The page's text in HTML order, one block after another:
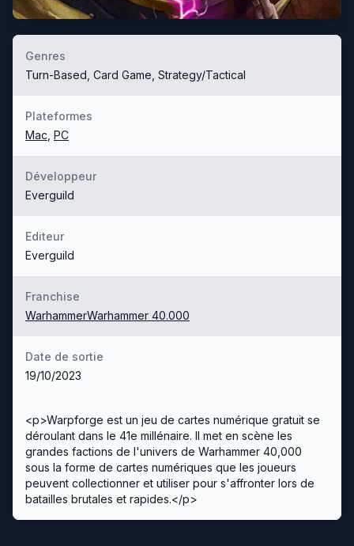
Genres
Turn-Based, Card Game, Strategy/Tactical
Plateformes
Mac PC
Développeur
Everguild
Editeur
Everguild
Franchise
WarhammerWarhammer 40.000
Date de sortie
19/10/2023
<p>Warpforge est un jeu de cartes numérique gratuit se
déroulant dans le 41e millénaire. Il met en scène les
grandes factions de l'univers de Warhammer 40,000
sous la forme de cartes numériques que les joueurs
peuvent collectionner et utiliser pour s'affronter lors de
batailles brutales et rapides.</p>